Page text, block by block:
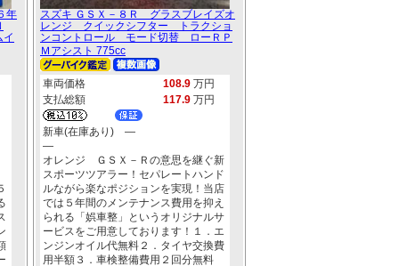
年
スズキ ＧＳＸ－８Ｒ グラスブレイズオ
レンジ クイックシフター トラクショ
ンコントロール モード切替 ローＲＰ
Ｍアシスト 775cc
車両価格 108.9 万円
支払総額
117.9 万円
新車(在庫あり) ―
―
オレンジ ＧＳＸ－Ｒの意思を継ぐ新
スポーツツアラー！セパレートハンド
ルながら楽なポジションを実現！当店
では５年間のメンテナンス費用を抑え
られる「娯車整」というオリジナルサ
ービスをご用意しております！１．エ
ンジンオイル代無料２．タイヤ交換費
用半額３．車検整備費用２回分無料